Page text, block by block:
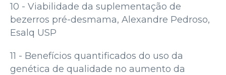
10 - Viabilidade da suplementação de
bezerros pré-desmama, Alexandre Pedroso,
Esalq USP
11 - Benefícios quantificados do uso da
genética de qualidade no aumento da